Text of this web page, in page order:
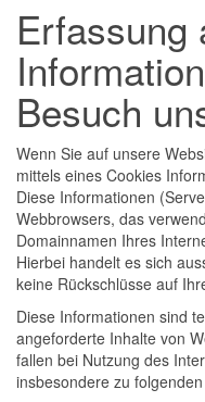
Erfassung
Besuch
Wenn Sie auf unsere
mittels eines Cookies
Diese Informationen
Webbrowsers, das
Domainnamen Ihres
Hierbei handelt es sich
keine Rückschlüsse auf
Diese Informationen sind
angeforderte Inhalte von
fallen bei Nutzung des
insbesondere zu